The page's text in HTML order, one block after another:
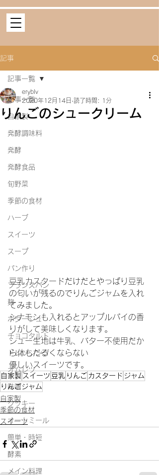
記事
記事一覧
自家製
発酵調味料
発酵
発酵食品
旬野菜
季節の食材
ハーブ
スイーツ
スープ
パン作り
フランスパン
麹
ポタージュ
チョコタルト
ドレッシング
オムレツ
味噌
クッキー
オートミール
簡単・時短
酵素
メイン料理
記事一覧
りんごのシュークリーム
eryblv
2020年12月14日 読了時間: 1分
豆乳カスタードだけだとやっぱり豆乳
の匂いが残るのでりんごジャムを入れ
てみました。
シナモンも入れるとアップルパイの香
りがして美味しくなります。
シュー生地は牛乳、バター不使用だか
ら体もだるくならない
優しいスイーツです。
自家製 スイーツ 豆乳 りんご カスタード ジャム
りんごジャム
自家製
季節の食材
スイーツ